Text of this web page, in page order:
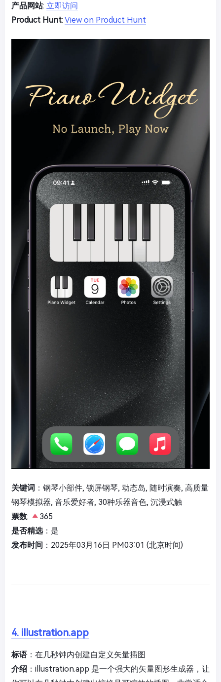
产品网站: 立即访问
Product Hunt: View on Product Hunt
关键词 ：钢琴小部件, 锁屏钢琴, 动态岛, 随时演奏, 高质量
钢琴模拟器, 音乐爱好者, 30种乐器音色, 沉浸式触
票数:
365
是否精选：是
发布时间 ：2025年03月16日 PM03:01 (北京时间)
4. illustration.app
标语：在几秒钟内创建自定义矢量插图
介绍 ：illustration.app 是一个强大的矢量图形生成器，让